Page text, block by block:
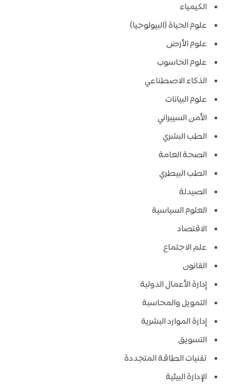
الكيمياء
علوم الحياة (البيولوجيا)
علوم الأرض
علوم الحاسوب
الذكاء الاصطناعي
علوم البيانات
الأمن السيبراني
الطب البشري
الصحة العامة
الطب البيطري
الصيدلة
العلوم السياسية
الاقتصاد
علم الاجتماع
القانون
إدارة الأعمال الدولية
التمويل والمحاسبة
إدارة الموارد البشرية
التسويق
تقنيات الطاقة المتجددة
الإدارة البيئية